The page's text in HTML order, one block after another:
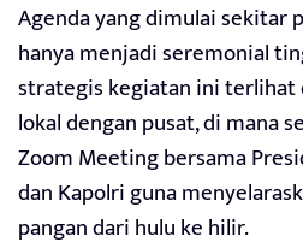
Agenda yang dimulai sekitar
hanya menjadi seremonial
strategis kegiatan ini terlihat
lokal dengan pusat, di mana
Zoom Meeting bersama
dan Kapolri guna
pangan dari hulu ke hilir.